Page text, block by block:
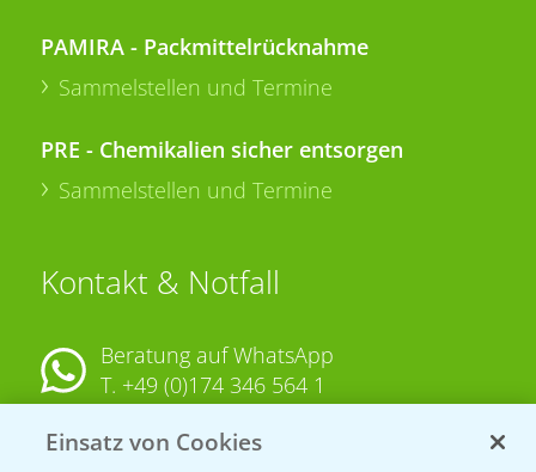
PAMIRA - Packmittelrücknahme
Sammelstellen und Termine
PRE - Chemikalien sicher entsorgen
Sammelstellen und Termine
Kontakt & Notfall
Beratung auf WhatsApp
T. +49 (0)174 346 564 1
KONTAKT
Einsatz von Cookies